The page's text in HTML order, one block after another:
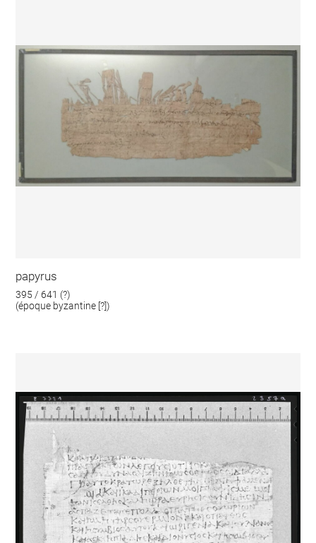
papyrus
395 / 641 (?)
(époque byzantine [?])